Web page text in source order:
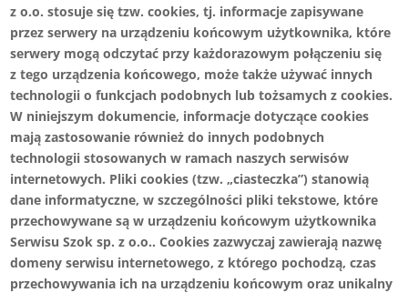
z o.o. stosuje się tzw. cookies, tj. informacje zapisywane
przez serwery na urządzeniu końcowym użytkownika, które
serwery mogą odczytać przy każdorazowym połączeniu się
z tego urządzenia końcowego, może także używać innych
technologii o funkcjach podobnych lub tożsamych z cookies.
W niniejszym dokumencie, informacje dotyczące cookies
mają zastosowanie również do innych podobnych
technologii stosowanych w ramach naszych serwisów
internetowych. Pliki cookies (tzw. „ciasteczka”) stanowią
dane informatyczne, w szczególności pliki tekstowe, które
przechowywane są w urządzeniu końcowym użytkownika
Serwisu Szok sp. z o.o.. Cookies zazwyczaj zawierają nazwę
domeny serwisu internetowego, z którego pochodzą, czas
przechowywania ich na urządzeniu końcowym oraz unikalny